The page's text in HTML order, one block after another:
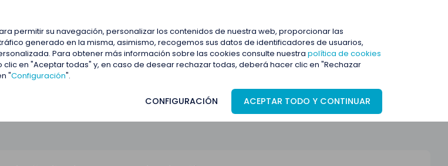
permitir su navegación, personalizar los contenidos de nuestra web, proporcionar las
generado en la misma, asimismo, recogemos sus datos de identificadores de usuarios,
Para obtener más información sobre las cookies consulte nuestra política de cookies
en "Aceptar todas" y, en caso de desear rechazar todas, deberá hacer clic en "Rechazar
"Configuración".
CONFIGURACIÓN ACEPTAR TODO Y CONTINUAR